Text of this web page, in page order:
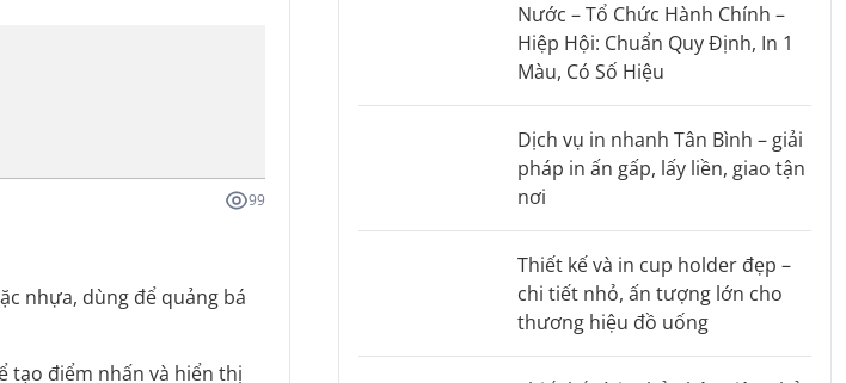
99
nhựa, dùng để quảng bá
tạo điểm nhấn và hiển thị
Nước – Tổ Chức Hành Chính –
Hiệp Hội: Chuẩn Quy Định, In 1
Màu, Có Số Hiệu
Dịch vụ in nhanh Tân Bình – giải
pháp in ấn gấp, lấy liền, giao tận
nơi
Thiết kế và in cup holder đẹp –
chi tiết nhỏ, ấn tượng lớn cho
thương hiệu đồ uống